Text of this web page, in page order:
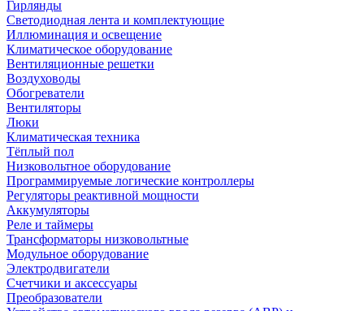
Гирлянды
Светодиодная лента и комплектующие
Иллюминация и освещение
Климатическое оборудование
Вентиляционные решетки
Воздуховоды
Обогреватели
Вентиляторы
Люки
Климатическая техника
Тёплый пол
Низковольтное оборудование
Программируемые логические контроллеры
Регуляторы реактивной мощности
Аккумуляторы
Реле и таймеры
Трансформаторы низковольтные
Модульное оборудование
Электродвигатели
Счетчики и аксессуары
Преобразователи